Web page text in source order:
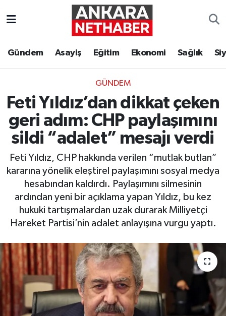
Gündem Asayiş Eğitim Ekonomi Sağlık
GÜNDEM
Feti Yıldız’dan dikkat çeken
geri adım: CHP paylaşımını
sildi “adalet” mesajı verdi
Feti Yıldız, CHP hakkında verilen “mutlak butlan”
kararına yönelik eleştirel paylaşımını sosyal medya
hesabından kaldırdı. Paylaşımını silmesinin
ardından yeni bir açıklama yapan Yıldız, bu kez
hukuki tartışmalardan uzak durarak Milliyetçi
Hareket Partisi’nin adalet anlayışına vurgu yaptı.
Ekonomi
Gündem
Kim Kimdir Nereli
Resmi İlanlar
Sağlık
Siyaset
Spor
Teknoloji
Ankara Hava Durumu
Tüm Manşetler
Son Dakika Haberleri
Haber Arşivi